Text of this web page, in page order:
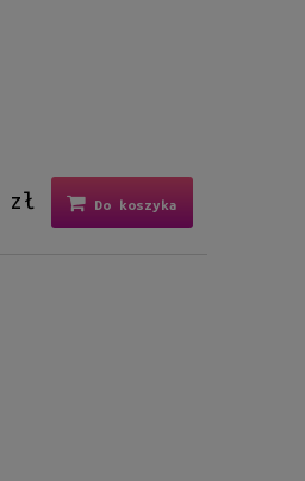
zł Do koszyka